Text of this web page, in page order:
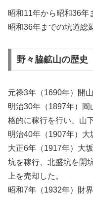
昭和11年から昭和36年
昭和36年までの坑道総
野々脇鉱山の歴史
元禄3年（1690年）開
明治30年（1897年）
格的に稼行を行い、山
明治40年（1907年）大
大正6年（1917年）大
坑を稼行、北盛坑を開
上を売却した。
昭和7年（1932年）財